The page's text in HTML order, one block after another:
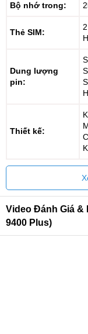
Bộ nhớ trong:
Thẻ SIM:
Dung lượng
pin:
Thiết kế:
Video Đánh Giá &
9400 Plus)